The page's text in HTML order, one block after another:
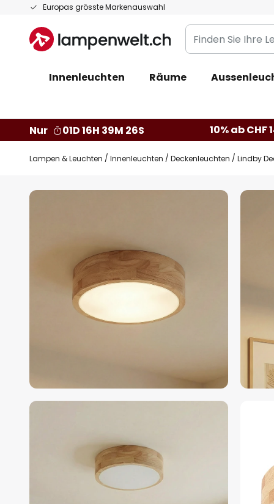
Europas grösste Markenauswahl
Zum
springen
Finden
Sie
Leuchte...
Innenleuchten Räume
Nur
01D 16H 39M 25S 10% ab CHF
Lampen & Leuchten Innenleuchten Deckenleuchten Lindby
Zum